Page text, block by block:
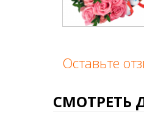
Оставьте
СМОТРЕТЬ